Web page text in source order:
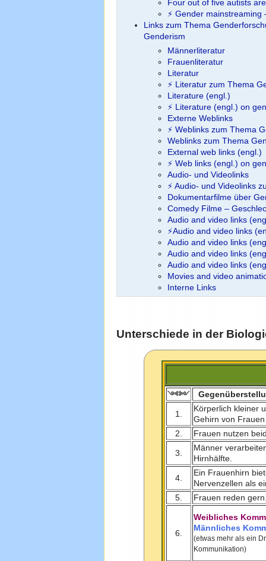
Four out of five autists
⚡ Gen­der
Links zum Thema
Genderism
Männerliteratur
Frauenliteratur
Literatur
⚡ Literatur zum Thema
Literature (engl.)
⚡ Literature (engl.) on
Externe Weblinks
⚡ Weblinks zum Thema
Weblinks zum Thema
External web links (engl.)
⚡ Web links (engl.) on
Audio- und Videolinks
⚡ Audio- und Videolinks
Dokumentarfilme über
Comedy Filme –
Audio and video links
⚡Audio and video links
Audio and video links
Audio and video links
Audio and video links
Movies and video
Interne Links
Unterschiede in der
༺༻
1.
Körperlich kleiner
Gehirn von
2.
Frauen nutzen
3.
Männer
Hirnhälfte.
4.
Ein Frauenhirn
Nervenzellen als
5.
Frauen reden
6.
Weibliches
Männliches
(etwas mehr als ein
Kommunikation)